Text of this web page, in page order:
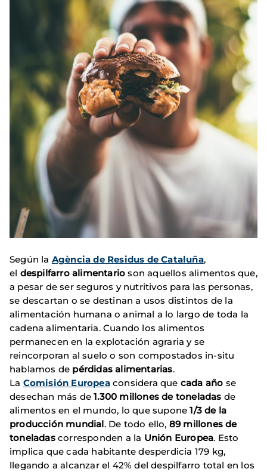
Según la Agència de Residus de Cataluña,
el despilfarro alimentario son aquellos alimentos que,
a pesar de ser seguros y nutritivos para las personas,
se descartan o se destinan a usos distintos de la
alimentación humana o animal a lo largo de toda la
cadena alimentaria. Cuando los alimentos
permanecen en la explotación agraria y se
reincorporan al suelo o son compostados in-situ
hablamos de pérdidas alimentarias.
La Comisión Europeaconsidera que cada año se
desechan más de1.300 millones de toneladas de
alimentos en el mundo, lo que supone 1/3 de la
producción mundial. De todo ello, 89 millones de
toneladascorresponden a la Unión Europea. Esto
implica que cada habitante desperdicia 179 kg,
llegando a alcanzar el 42% del despilfarro total en los